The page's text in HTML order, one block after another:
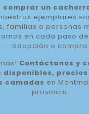
comprar un
ejemplares
familias o personas
en cada paso
adopción o compra.
Contáctanos y
disponibles,
camadas en
provincia.